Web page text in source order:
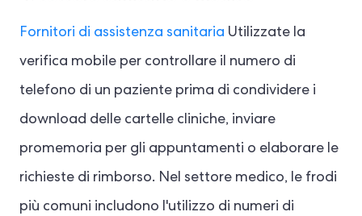
Fornitori di assistenza sanitaria Utilizzate la
verifica mobile per controllare il numero di
telefono di un paziente prima di condividere i
download delle cartelle cliniche, inviare
promemoria per gli appuntamenti o elaborare le
richieste di rimborso. Nel settore medico, le frodi
più comuni includono l'utilizzo di numeri di